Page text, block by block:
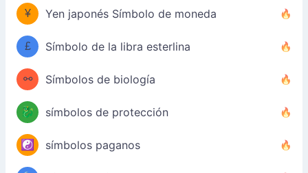
¥ Yen japonés Símbolo de moneda
£ Símbolo de la libra esterlina
⚯ Símbolos de biología
🐉 símbolos de protección
☯️ símbolos paganos